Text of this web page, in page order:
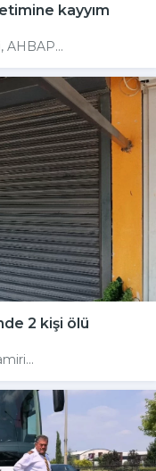
kayyım
AHBAP...
2 kişi ölü